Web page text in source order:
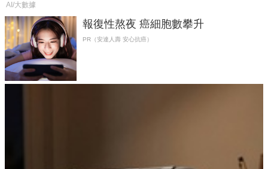
AI/大數據
報復性熬夜 癌細胞數攀升
PR（安達人壽 安心抗癌）